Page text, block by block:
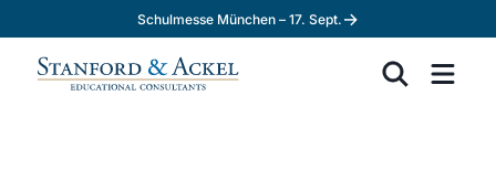
Schulmesse München – 17. Sept. →